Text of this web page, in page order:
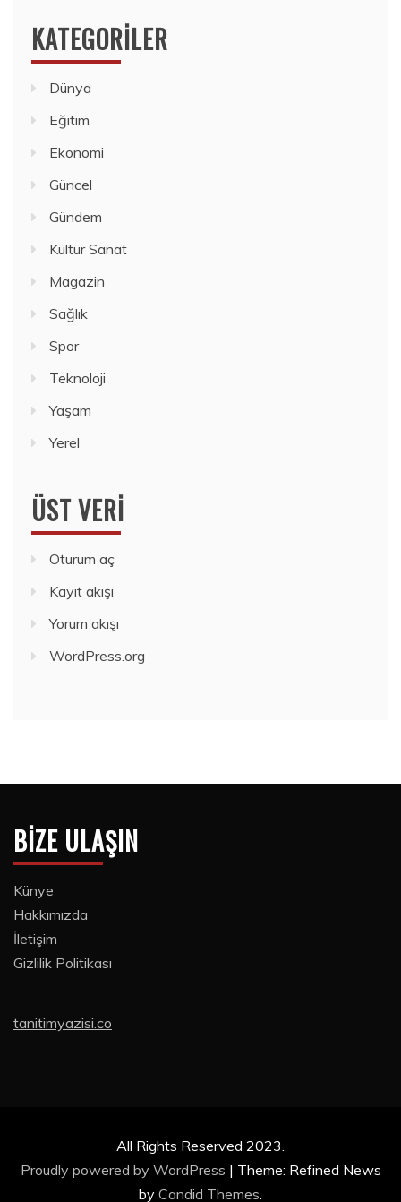
KATEGORILER
Dünya
Eğitim
Ekonomi
Güncel
Gündem
Kültür Sanat
Magazin
Sağlık
Spor
Teknoloji
Yaşam
Yerel
ÜST VERI
Oturum aç
Kayıt akışı
Yorum akışı
WordPress.org
BIZE ULAŞIN
Künye
Hakkımızda
İletişim
Gizlilik Politikası
tanitimyazisi.co
All Rights Reserved 2023.
Proudly powered by WordPress | Theme: Refined News
by Candid Themes.